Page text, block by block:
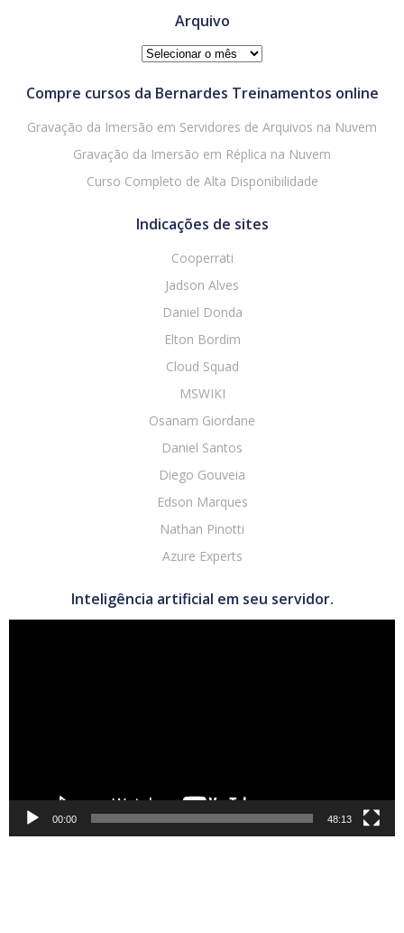
Arquivo
Arquivo
Compre cursos da Bernardes Treinamentos online
Gravação da Imersão em Servidores de Arquivos na Nuvem
Gravação da Imersão em Réplica na Nuvem
Curso Completo de Alta Disponibilidade
Indicações de sites
Cooperrati
Jadson Alves
Daniel Donda
Elton Bordim
Cloud Squad
MSWIKI
Osanam Giordane
Daniel Santos
Diego Gouveia
Edson Marques
Nathan Pinotti
Azure Experts
Inteligência artificial em seu servidor.
00:00 48:13